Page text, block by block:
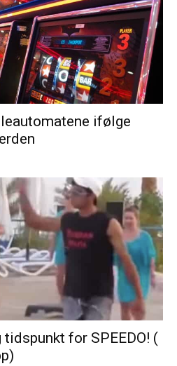
ifølge
for SPEEDO! (